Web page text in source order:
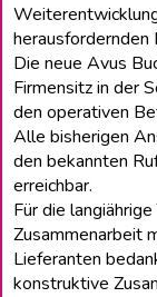
herausfordernden
Die neue Avus
Firmensitz in der
den operativen
Alle bisherigen
den bekannten
erreichbar.
Für die
Zusammenarbeit
Lieferanten
konstruktive